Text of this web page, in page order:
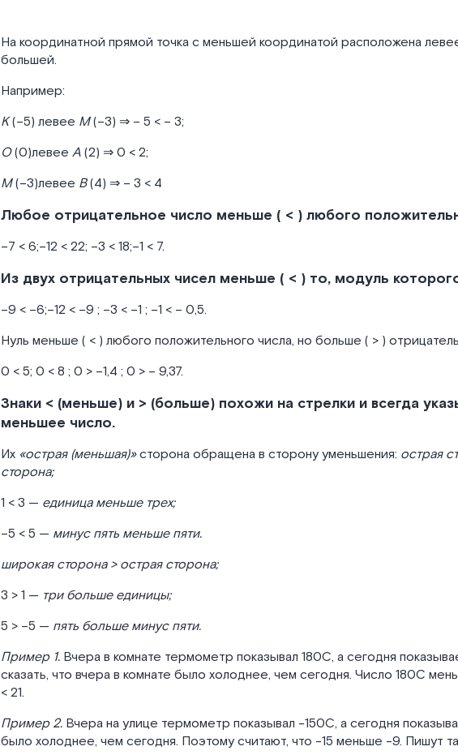
На координатной прямой точка с меньшей координатой расположена
большей.
Например:
K(–5) левее M(–3) ⇒ – 5 < – 3;
O(0)левее A(2) ⇒ 0 < 2;
M(–3)левее B(4) ⇒ – 3 < 4
Любое отрицательное число меньше ( < ) любого
–7 < 6;–12 < 22; –3 < 18;–1 < 7.
Из двух отрицательных чисел меньше ( < ) то, модуль
–9 < –6;–12 < –9 ; –3 < –1 ; –1 < – 0,5.
Нуль меньше ( < ) любого положительного числа, но больше ( > )
0 < 5; 0 < 8 ; 0 > –1,4 ; 0 > – 9,37.
Знаки < (меньше) и > (больше) похожи на стрелки и всегда
меньшее число.
Их «острая (меньшая)»сторона обращена в сторону уменьшения: острая
сторона;
1 < 3 — единица меньше трех;
–5 < 5 — минус пять меньше пяти.
широкая сторона > острая сторона;
3 > 1 — три больше единицы;
5 > –5 — пять больше минус пяти.
Пример 1. Вчера в комнате термометр показывал 180С, а сегодня
сказать, что вчера в комнате было холоднее, чем сегодня. Число 180С
< 21.
Пример 2. Вчера на улице термометр показывал -150С, а сегодня
было холоднее, чем сегодня. Поэтому считают, что -15 меньше -9. Пишут